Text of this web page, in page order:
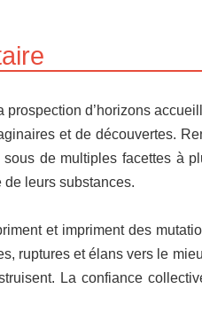
d’horizons
et de découvertes.
de multiples facettes à
leurs substances.
et impriment des
ruptures et élans vers le
La confiance